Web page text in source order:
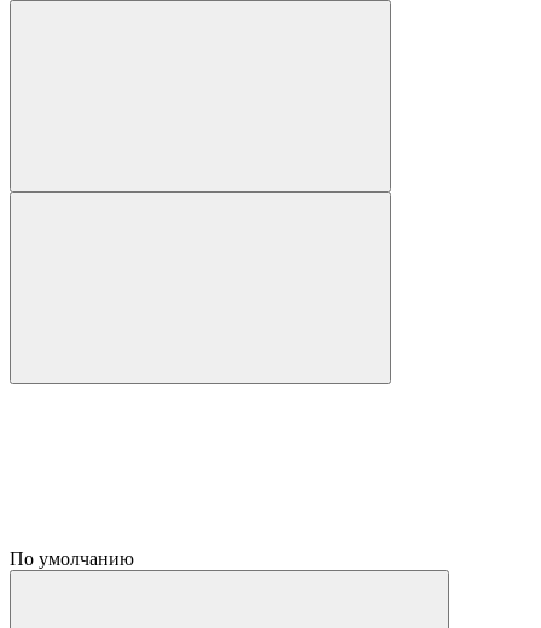
По умолчанию